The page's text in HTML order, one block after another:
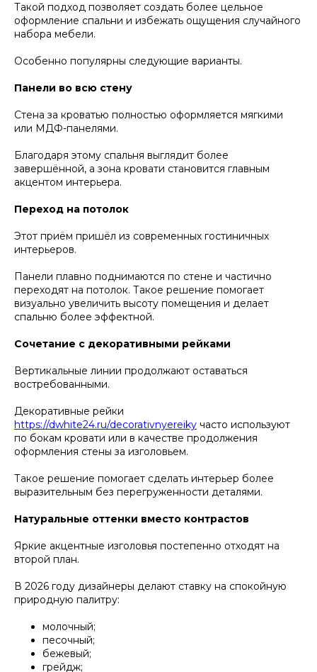
Такой подход позволяет создать более цельное
оформление спальни и избежать ощущения случайного
набора мебели.
Особенно популярны следующие варианты.
Панели во всю стену
Стена за кроватью полностью оформляется мягкими
или МДФ-панелями.
Благодаря этому спальня выглядит более
завершённой, а зона кровати становится главным
акцентом интерьера.
Переход на потолок
Этот приём пришёл из современных гостиничных
интерьеров.
Панели плавно поднимаются по стене и частично
переходят на потолок. Такое решение помогает
визуально увеличить высоту помещения и делает
спальню более эффектной.
Сочетание с декоративными рейками
Вертикальные линии продолжают оставаться
востребованными.
Декоративные рейки
https://dwhite24.ru/decorativnyereiky часто используют
по бокам кровати или в качестве продолжения
оформления стены за изголовьем.
Такое решение помогает сделать интерьер более
выразительным без перегруженности деталями.
Натуральные оттенки вместо контрастов
Яркие акцентные изголовья постепенно отходят на
второй план.
В 2026 году дизайнеры делают ставку на спокойную
природную палитру:
молочный;
песочный;
бежевый;
грейдж;